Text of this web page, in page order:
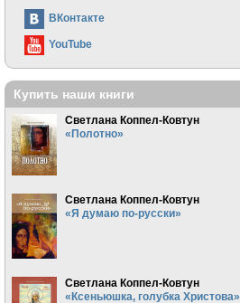
ВКонтакте
YouTube
Купить наши книги
Светлана Коппел-Ковтун
«Полотно»
Светлана Коппел-Ковтун
«Я думаю по-русски»
Светлана Коппел-Ковтун
«Ксеньюшка, голубка Христова»